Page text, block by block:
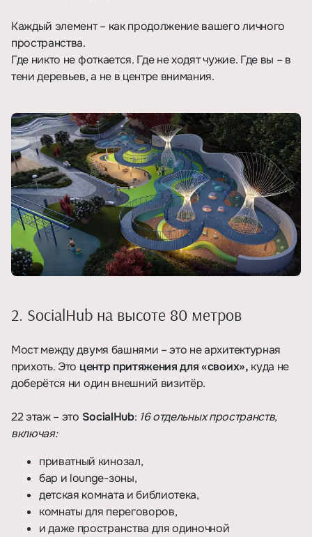
Каждый элемент – как продолжение вашего личного
пространства.
Где никто не фоткается. Где не ходят чужие. Где вы – в
тени деревьев, а не в центре внимания.
2. SocialHub на высоте 80 метров
Мост между двумя башнями – это не архитектурная
прихоть. Это центр притяжения для «своих», куда не
доберётся ни один внешний визитёр.
22 этаж – это SocialHub: 16 отдельных пространств,
включая:
приватный кинозал,
бар и lounge-зоны,
детская комната и библиотека,
комнаты для переговоров,
и даже пространства для одиночной